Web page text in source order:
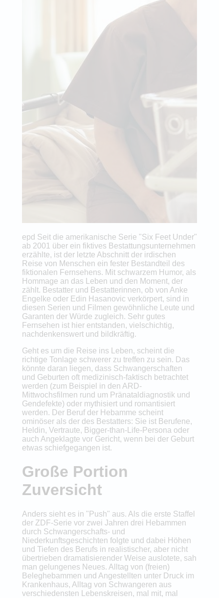
epd Seit die amerikanische Serie "Six Feet Under"
ab 2001 über ein fiktives Bestattungsunternehmen
erzählte, ist der letzte Abschnitt der irdischen
Reise von Menschen ein fester Bestandteil des
fiktionalen Fernsehens. Mit schwarzem Humor, als
Hommage an das Leben und den Moment, der
zählt. Bestatter und Bestatterinnen, ob von Anke
Engelke oder Edin Hasanovic verkörpert, sind in
diesen Serien und Filmen gewöhnliche Leute und
Garanten der Würde zugleich. Sehr gutes
Fernsehen ist hier entstanden, vielschichtig,
nachdenkenswert und bildkräftig.
Geht es um die Reise ins Leben, scheint die
richtige Tonlage schwerer zu treffen zu sein. Das
könnte daran liegen, dass Schwangerschaften
und Geburten oft medizinisch-faktisch betrachtet
werden (zum Beispiel in den ARD-
Mittwochsfilmen rund um Pränataldiagnostik und
Gendefekte) oder mythisiert und romantisiert
werden. Der Beruf der Hebamme scheint
ominöser als der des Bestatters: Sie ist Berufene,
Heldin, Vertraute, Bigger-than-Life-Persona oder
auch Angeklagte vor Gericht, wenn bei der Geburt
etwas schiefgegangen ist.
Große Portion
Zuversicht
Anders sieht es in "Push" aus. Als die erste Staffel
der ZDF-Serie vor zwei Jahren drei Hebammen
durch Schwangerschafts- und
Niederkunftsgeschichten folgte und dabei Höhen
und Tiefen des Berufs in realistischer, aber nicht
übertrieben dramatisierender Weise auslotete, sah
man gelungenes Neues. Alltag von (freien)
Beleghebammen und Angestellten unter Druck im
Krankenhaus, Alltag von Schwangeren aus
verschiedensten Lebenskreisen, mal mit, mal